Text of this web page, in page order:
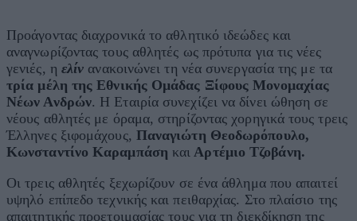
Προάγοντας διαχρονικά το αθλητικό ιδεώδες και
αναγνωρίζοντας τους αθλητές ως πρότυπα για τις νέες
γενιές, η ελίν ανακοινώνει τη νέα συνεργασία της με τα
τρία μέλη της Εθνικής Ομάδας Ξίφους Μονομαχίας
Νέων Ανδρών. Η Εταιρία συνεχίζει να δίνει ώθηση σε
νέους αθλητές με όραμα, στηρίζοντας χορηγικά τους τρεις
Έλληνες ξιφομάχους, Παναγιώτη Θεοδωρόπουλο,
Κωνσταντίνο Καραμπάση και Αρτέμιο Τζοβάνη.
Οι τρεις αθλητές ξεχωρίζουν σε ένα άθλημα που απαιτεί
υψηλό επίπεδο τεχνικής και πειθαρχίας. Στο πλαίσιο της
απαιτητικής προετοιμασίας τους για τη διεκδίκηση της